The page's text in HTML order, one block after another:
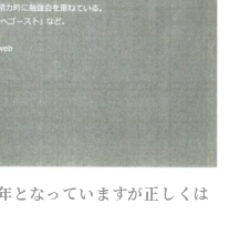
なっていますが正しくは